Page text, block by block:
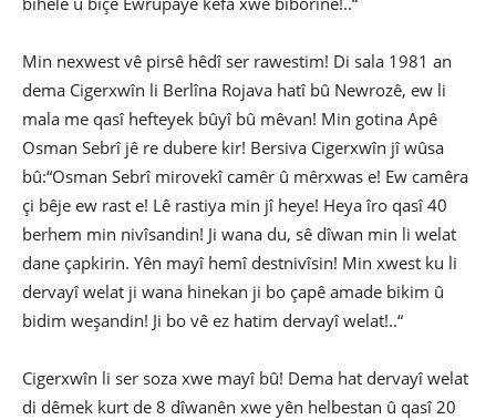
Min nexwest vê pirsê hêdî ser rawestim! Di sala 1981 an
dema Cigerxwîn li Berlîna Rojava hatî bû Newrozê, ew li
mala me qasî hefteyek bûyî bû mêvan! Min gotina Apê
Osman Sebrî jê re dubere kir! Bersiva Cigerxwîn jî wûsa
bû:“Osman Sebrî mirovekî camêr û mêrxwas e! Ew camêra
çi bêje ew rast e! Lê rastiya min jî heye! Heya îro qasî 40
berhem min nivîsandin! Ji wana du, sê dîwan min li welat
dane çapkirin. Yên mayî hemî destnivîsin! Min xwest ku li
dervayî welat ji wana hinekan ji bo çapê amade bikim û
bidim weşandin! Ji bo vê ez hatim dervayî welat!..“
Cigerxwîn li ser soza xwe mayî bû! Dema hat dervayî welat
di dêmek kurt de 8 dîwanên xwe yên helbestan û qasî 20